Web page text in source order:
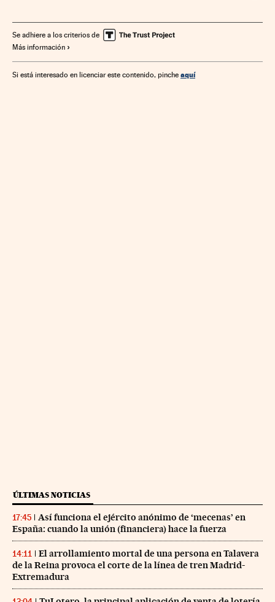
Empresas Telefonía Economía Telecomunicaciones
Tecnología Ciencia
Se adhiere a los criterios de
Más información
Si está interesado en licenciar este contenido, pinche aquí
ÚLTIMAS NOTICIAS
17:45
Así funciona el ejército anónimo de ‘mecenas’ en
España: cuando la unión (financiera) hace la fuerza
14:11
El arrollamiento mortal de una persona en Talavera
de la Reina provoca el corte de la línea de tren Madrid-
Extremadura